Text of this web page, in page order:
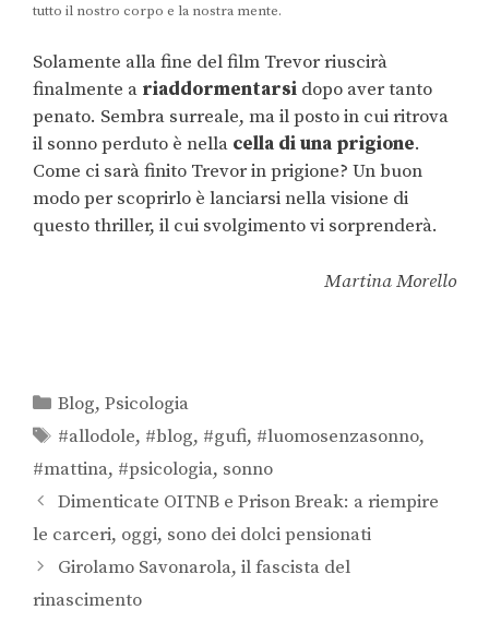
tutto il nostro corpo e la nostra mente.
Solamente alla fine del film Trevor riuscirà
finalmente a riaddormentarsi dopo aver tanto
penato. Sembra surreale, ma il posto in cui ritrova
il sonno perduto è nella cella di una prigione.
Come ci sarà finito Trevor in prigione? Un buon
modo per scoprirlo è lanciarsi nella visione di
questo thriller, il cui svolgimento vi sorprenderà.
Martina Morello
Blog,Psicologia
#allodole, #blog, #gufi, #luomosenzasonno,
#mattina, #psicologia, sonno
Dimenticate OITNB e Prison Break: a riempire
le carceri, oggi, sono dei dolci pensionati
Girolamo Savonarola, il fascista del
rinascimento